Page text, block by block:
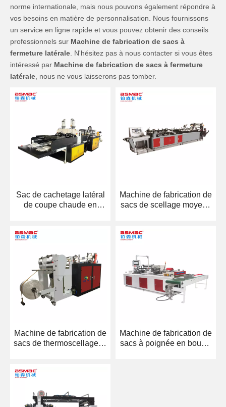
norme internationale, mais nous pouvons également répondre à
vos besoins en matière de personnalisation. Nous fournissons
un service en ligne rapide et vous pouvez obtenir des conseils
professionnels sur Machine de fabrication de sacs à
fermeture latérale . N'hésitez pas à nous contacter si vous êtes
intéressé par Machine de fabrication de sacs à fermeture
latérale , nous ne vous laisserons pas tomber.
Sac de cachetage latéral
de coupe chaude en
Machine de fabrication de
sacs de scellage moyens
Machine de fabrication de
sacs de thermoscellage et
Machine de fabrication de
sacs à poignée en boucle